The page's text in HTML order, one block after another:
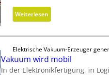
D
i
n
s
i
i
g
W
e
r
k
G
r
f
e
r
Weiterlesen:
S
t
a
t
Elektrische Vakuum-Erzeuger
Vakuum wird mobil
In der Elektronikfertigung, in